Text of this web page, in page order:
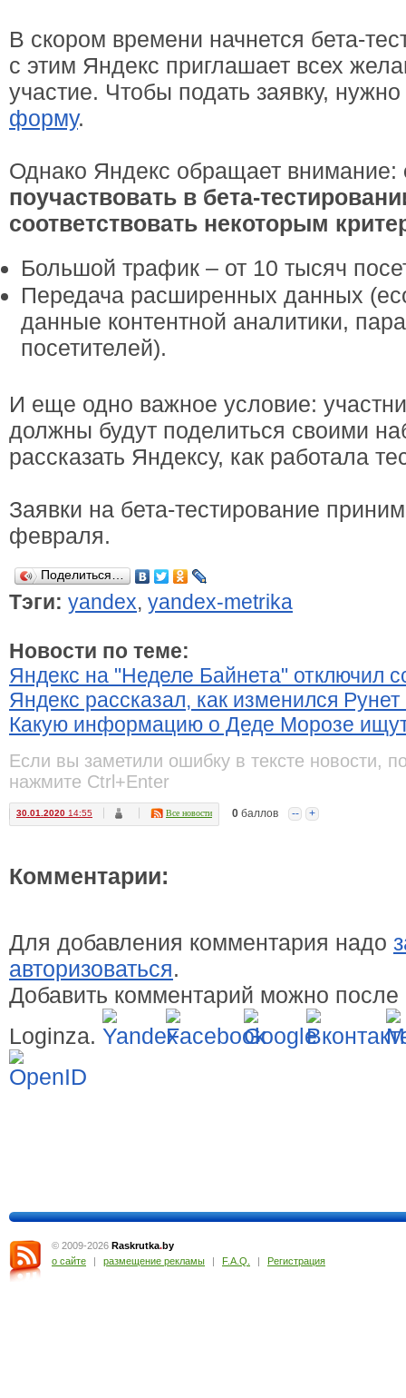
В скором времени начнется бета-
с этим Яндекс приглашает всех
участие. Чтобы подать заявку, нужно
форму.
Однако Яндекс обращает внимание:
поучаствовать в бета-
соответствовать некоторым
Большой трафик – от 10 тысяч
Передача расширенных данных
данные контентной аналитики,
посетителей).
И еще одно важное условие:
должны будут поделиться своими
рассказать Яндексу, как работала
Заявки на бета-тестирование
февраля.
Поделиться…
Тэги: yandex, yandex-metrika
Новости по теме:
Яндекс на "Неделе Байнета" отключил
Яндекс рассказал, как изменился
Какую информацию о Деде Морозе
Если вы заметили ошибку в тексте новости,
нажмите Ctrl+Enter
30.01.2020 14:55 Все новости 0 баллов -- +
Комментарии:
Для добавления комментария надо
авторизоваться.
Добавить комментарий можно после
Loginza.
© 2009-2026 Raskrutka.by
о сайте
| размещение рекламы | F.A.Q. | Регистрация